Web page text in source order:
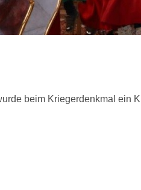
beim Kriegerdenkmal ein